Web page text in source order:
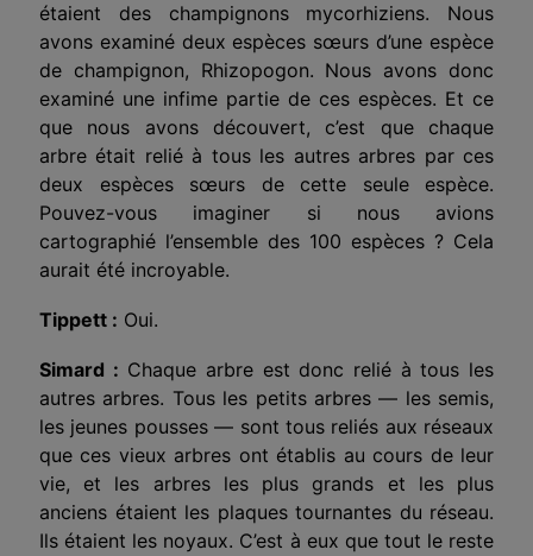
étaient des champignons mycorhiziens. Nous
avons examiné deux espèces sœurs d’une espèce
de champignon, Rhizopogon. Nous avons donc
examiné une infime partie de ces espèces. Et ce
que nous avons découvert, c’est que chaque
arbre était relié à tous les autres arbres par ces
deux espèces sœurs de cette seule espèce.
Pouvez-vous imaginer si nous avions
cartographié l’ensemble des 100 espèces ? Cela
aurait été incroyable.
Tippett : Oui.
Simard : Chaque arbre est donc relié à tous les
autres arbres. Tous les petits arbres — les semis,
les jeunes pousses — sont tous reliés aux réseaux
que ces vieux arbres ont établis au cours de leur
vie, et les arbres les plus grands et les plus
anciens étaient les plaques tournantes du réseau.
Ils étaient les noyaux. C’est à eux que tout le reste